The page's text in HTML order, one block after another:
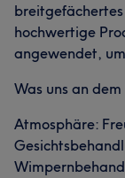
hochwertige
angewendet,
Was uns an
Atmosphäre: